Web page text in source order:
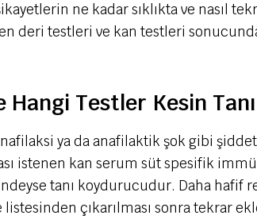
ne kadar sıklıkta ve
deri testleri ve kan testleri
Testler Kesin
ya da anafilaktik şok gibi
istenen kan serum süt spesifik
tanı koydurucudur. Daha hafif
çıkarılması sonra tekrar